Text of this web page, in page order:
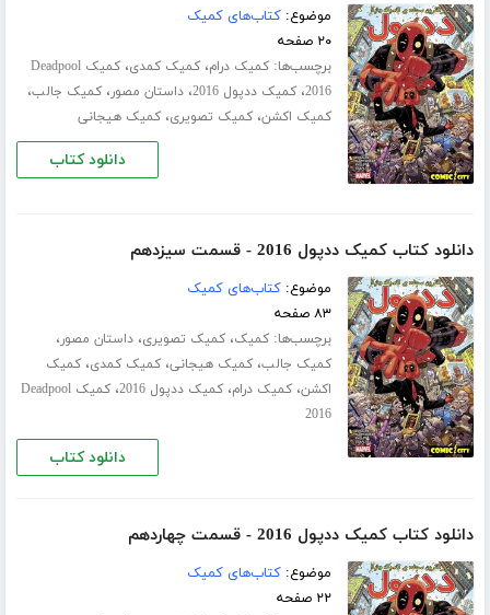
موضوع:کتاب‌های کمیک
۲۰ صفحه
برچسب‌ها:کمیک درام،کمیک کمدی،
کمیک Deadpool
2016،کمیک ددپول 2016 ،داستان مصور،کمیک جالب،
کمیک اکشن،کمیک تصویری،کمیک هیجانی
دانلود کتاب
دانلود کتاب کمیک ددپول 2016 - قسمت سیزدهم
موضوع:کتاب‌های کمیک
۸۳ صفحه
برچسب‌ها:کمیک،کمیک تصویری،داستان مصور،
کمیک جالب،کمیک هیجانی،کمیک کمدی،کمیک
اکشن،کمیک درام،کمیک ددپول 2016 ،
کمیک Deadpool
2016
دانلود کتاب
دانلود کتاب کمیک ددپول 2016 - قسمت چهاردهم
موضوع:کتاب‌های کمیک
۲۲ صفحه